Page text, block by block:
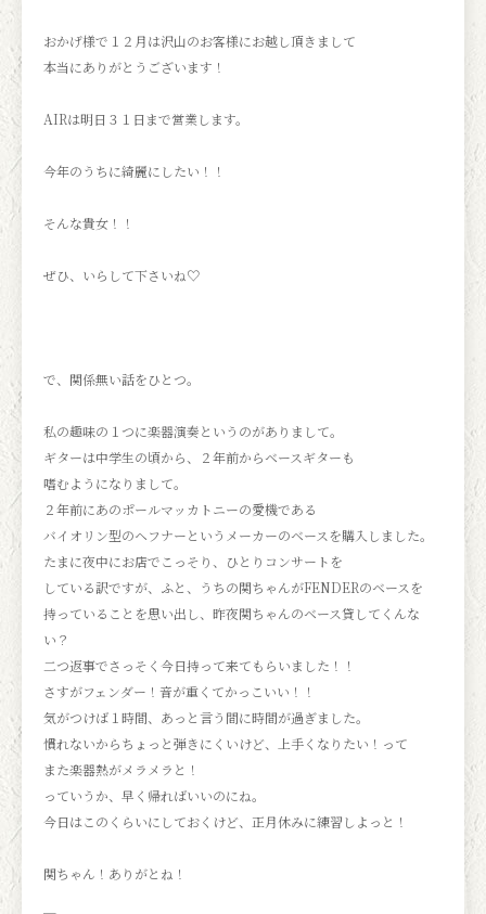
おかげ様で１２月は沢山のお客様にお越し頂きまして
本当にありがとうございます！
AIRは明日３１日まで営業します。
今年のうちに綺麗にしたい！！
そんな貴女！！
ぜひ、いらして下さいね♡
で、関係無い話をひとつ。
私の趣味の１つに楽器演奏というのがありまして。
ギターは中学生の頃から、２年前からベースギターも
嗜むようになりまして。
２年前にあのポールマッカトニーの愛機である
バイオリン型のヘフナーというメーカーのベースを購入しました。
たまに夜中にお店でこっそり、ひとりコンサートを
している訳ですが、ふと、うちの関ちゃんがFENDERのベースを
持っていることを思い出し、昨夜関ちゃんのベース貸してくんな
い？
二つ返事でさっそく今日持って来てもらいました！！
さすがフェンダー！音が重くてかっこいい！！
気がつけば１時間、あっと言う間に時間が過ぎました。
慣れないからちょっと弾きにくいけど、上手くなりたい！って
また楽器熱がメラメラと！
っていうか、早く帰ればいいのにね。
今日はこのくらいにしておくけど、正月休みに練習しよっと！
関ちゃん！ありがとね！